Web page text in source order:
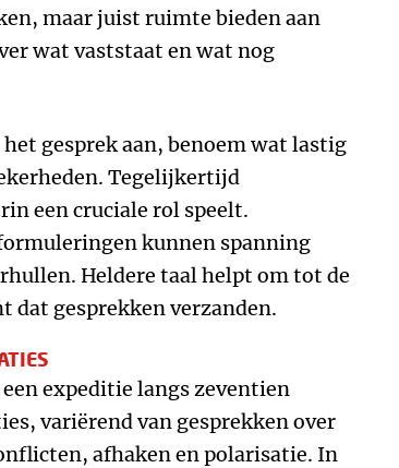
maar juist ruimte bieden aan
wat vaststaat en wat nog
gesprek aan, benoem wat lastig
Tegelijkertijd
een cruciale rol speelt.
kunnen spanning
Heldere taal helpt om tot de
dat gesprekken verzanden.
expeditie langs zeventien
variërend van gesprekken over
afhaken en polarisatie. In